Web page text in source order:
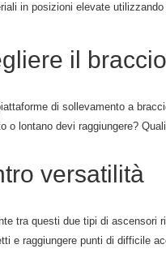
in posizioni elevate
il
di sollevamento a
o lontano devi raggiungere?
versatilità
tra questi due tipi di
e raggiungere punti di difficile